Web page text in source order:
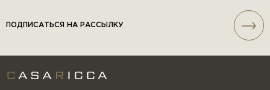
ПОДПИСАТЬСЯ НА РАССЫЛКУ